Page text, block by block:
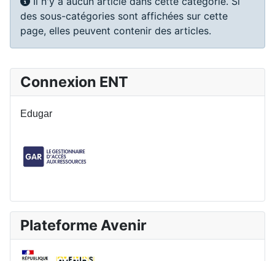
des sous-catégories sont affichées sur cette
page, elles peuvent contenir des articles.
Connexion ENT
Edugar
Plateforme Avenir